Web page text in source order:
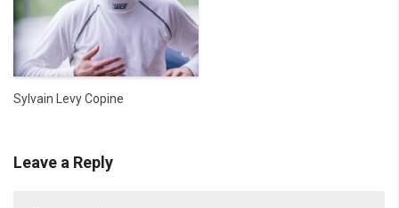
Sylvain Levy Copine
Leave a Reply